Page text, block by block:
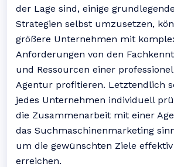
der Lage sind, einige
Strategien selbst umzusetzen,
größere Unternehmen mit
Anforderungen von den
und Ressourcen einer
Agentur profitieren. Letztendlich
jedes Unternehmen individuell
die Zusammenarbeit mit einer
das Suchmaschinenmarketing
um die gewünschten Ziele
erreichen.